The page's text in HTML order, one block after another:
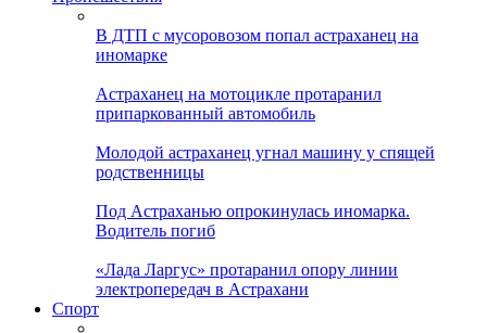
В ДТП с мусоровозом попал астраханец на
иномарке
Астраханец на мотоцикле протаранил
припаркованный автомобиль
Молодой астраханец угнал машину у спящей
родственницы
Под Астраханью опрокинулась иномарка.
Водитель погиб
«Лада Ларгус» протаранил опору линии
электропередач в Астрахани
Спорт